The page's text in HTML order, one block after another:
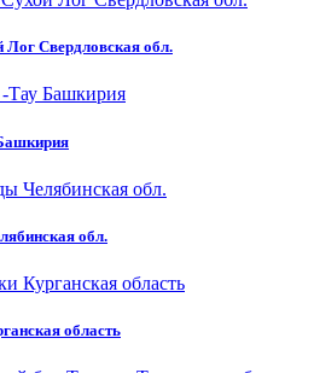
Свердловская обл.
обл.
область